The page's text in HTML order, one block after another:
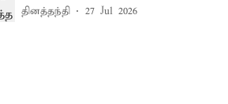
தினத்தந்தி 27 Jul 2026